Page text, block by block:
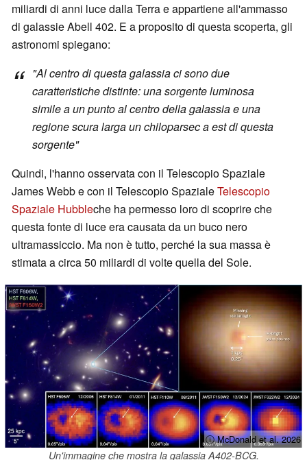
miliardi di anni luce dalla Terra e appartiene all'ammasso
di galassie Abell 402. E a proposito di questa scoperta, gli
astronomi spiegano:
"Al centro di questa galassia ci sono due
caratteristiche distinte: una sorgente luminosa
simile a un punto al centro della galassia e una
regione scura larga un chiloparsec a est di questa
sorgente"
Quindi, l'hanno osservata con il Telescopio Spaziale
James Webb e con il Telescopio SpazialeTelescopio
Spaziale Hubbleche ha permesso loro di scoprire che
questa fonte di luce era causata da un buco nero
ultramassiccio. Ma non è tutto, perché la sua massa è
stimata a circa 50 miliardi di volte quella del Sole.
ⓘ McDonald et al. 2026
Un'immagine che mostra la galassia A402-BCG.